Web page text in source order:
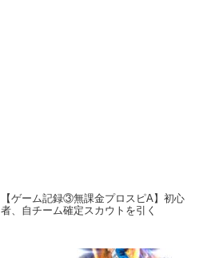
【ゲーム記録③無課金プロスピA】初心
者、自チーム確定スカウトを引く